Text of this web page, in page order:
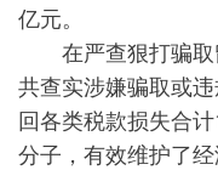
亿元。
在严查狠打骗取
共查实涉嫌骗取或
回各类税款损失合
分子，有效维护了经